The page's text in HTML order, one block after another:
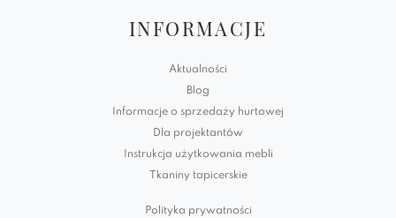
INFORMACJE
Aktualności
Blog
Informacje o sprzedaży hurtowej
Dla projektantów
Instrukcja użytkowania mebli
Tkaniny tapicerskie
Polityka prywatności